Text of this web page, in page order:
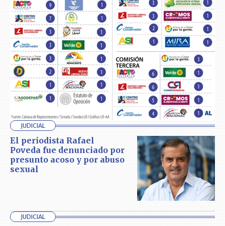
JUDICIAL
El periodista Rafael
Poveda fue denunciado por
presunto acoso y por abuso
sexual
JUDICIAL